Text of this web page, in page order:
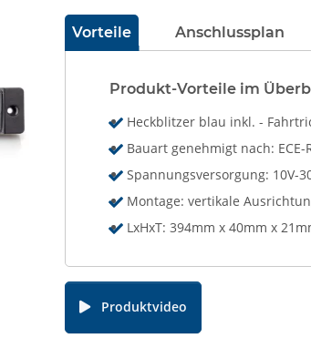
Vorteile Anschlussplan
Produkt-Vorteile im
Heckblitzer blau inkl. -
Bauart genehmigt nach: ECE-
Spannungsversorgung: 10V-
Montage: vertikale
LxHxT: 394mm x 40mm x
Produktvideo